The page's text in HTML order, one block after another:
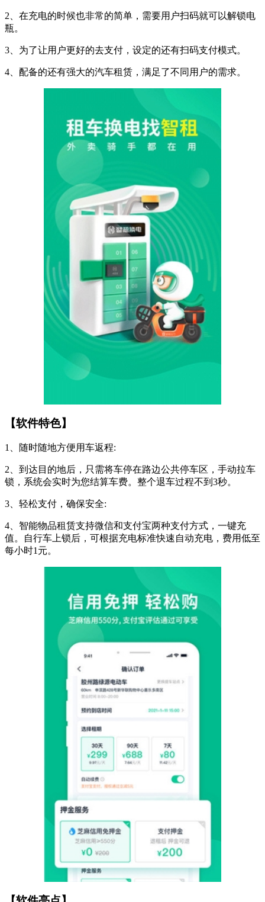
2、在充电的时候也非常的简单，需要用户扫码就可以解锁电
瓶。
3、为了让用户更好的去支付，设定的还有扫码支付模式。
4、配备的还有强大的汽车租赁，满足了不同用户的需求。
【软件特色】
1、随时随地方便用车返程:
2、到达目的地后，只需将车停在路边公共停车区，手动拉车
锁，系统会实时为您结算车费。整个退车过程不到3秒。
3、轻松支付，确保安全:
4、智能物品租赁支持微信和支付宝两种支付方式，一键充
值。自行车上锁后，可根据充电标准快速自动充电，费用低至
每小时1元。